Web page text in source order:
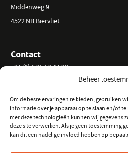
Beheer
Om de beste ervaringen te bieden, gebruiken
informatie over je apparaat op te slaan en/of
met deze technologieën kunnen wij gegevens
deze site verwerken. Als je geen toestemming
kan dit een nadelige invloed hebben op
Middenweg 9
4522 NB Biervliet
Contact
+31 (0) 6 25 52 44 20
info@vanackerverhuur.nl
Informatie
Hoe kunt u huren?